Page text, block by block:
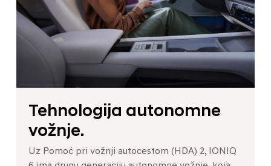
Tehnologija autonomne
vožnje.
Uz Pomoć pri vožnji autocestom (HDA) 2, IONIQ